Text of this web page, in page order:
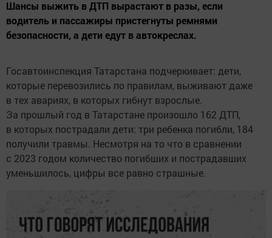
Шансы выжить в ДТП вырастают в разы, если
водитель и пассажиры пристегнуты ремнями
безопасности, а дети едут в автокреслах.
Госавтоинспекция Татарстана подчеркивает: дети,
которые перевозились по правилам, выживают даже
в тех авариях, в которых гибнут взрослые.
За прошлый год в Татарстане произошло 162 ДТП,
в которых пострадали дети: три ребенка погибли, 184
получили травмы. Несмотря на то что в сравнении
с 2023 годом количество погибших и пострадавших
уменьшилось, цифры все равно страшные.